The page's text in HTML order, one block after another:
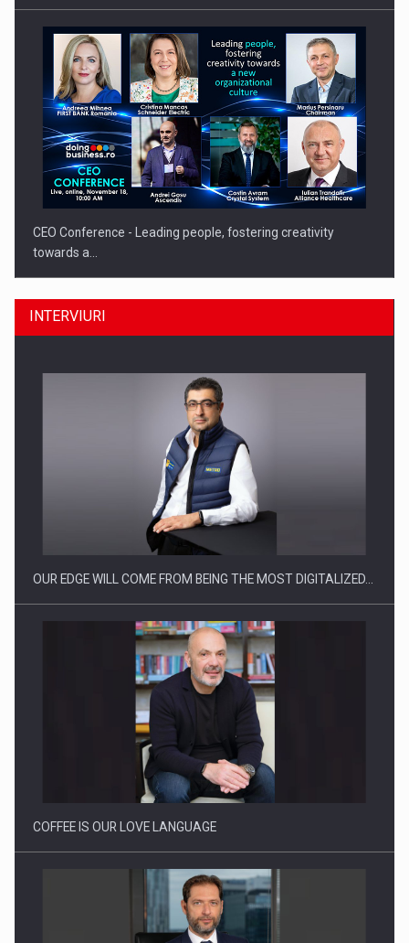
CEO Conference - Leading people, fostering creativity
towards a…
CEO Conference - Shaping The Future - Technology and…
Webinar - Business Evolution-RETHINK STRATEGY-Finantare
Investitii Digitalizare
INTERVIURI
OUR EDGE WILL COME FROM BEING THE MOST DIGITALIZED…
COFFEE IS OUR LOVE LANGUAGE